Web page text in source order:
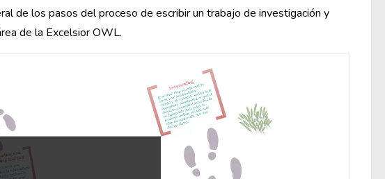
de los pasos del proceso de escribir un trabajo de investigación y
de la Excelsior OWL.